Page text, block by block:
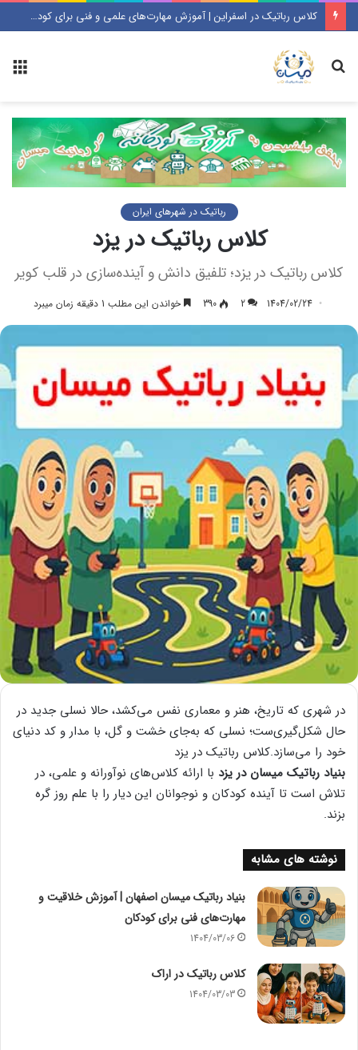
کلاس رباتیک در اسفراین | آموزش مهارت‌های علمی و فنی برای کودکان و نوجوانان
جستجو
رباتیک در شهرهای ایران
کلاس رباتیک در یزد
کلاس رباتیک در یزد؛ تلفیق دانش و آینده‌سازی در قلب کویر
1404/02/24
2
390 خواندن این مطلب 1 دقیقه زمان میبرد
در شهری که تاریخ، هنر و معماری نفس می‌کشد، حالا نسلی جدید در
حال شکل‌گیری‌ست؛ نسلی که به‌جای خشت و گل، با مدار و کد دنیای
خود را می‌سازد.کلاس رباتیک در یزد
بنیاد رباتیک میسان در یزد با ارائه کلاس‌های نوآورانه و علمی، در
تلاش است تا آینده کودکان و نوجوانان این دیار را با علم روز گره
بزند.
نوشته های مشابه
بنیاد رباتیک میسان اصفهان | آموزش خلاقیت و
مهارت‌های فنی برای کودکان
1404/03/06
کلاس رباتیک در اراک
1404/03/03